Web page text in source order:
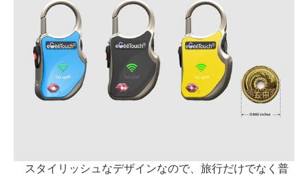
スタイリッシュなデザインなので、旅行だけでなく普